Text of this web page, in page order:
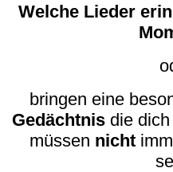
Welche Lieder
bringen eine
Gedächtnis die dich
müssen nicht